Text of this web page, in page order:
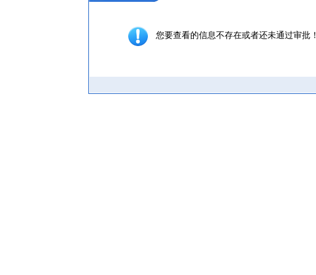
您要查看的信息不存在或者还未通过审批！